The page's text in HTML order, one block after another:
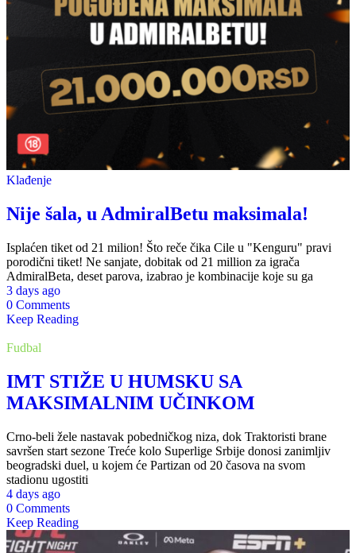
Klađenje
Nije šala, u AdmiralBetu maksimala!
Isplaćen tiket od 21 milion! Što reče čika Cile u "Kenguru" pravi
porodični tiket! Ne sanjate, dobitak od 21 million za igrača
AdmiralBeta, deset parova, izabrao je kombinacije koje su ga
3 days ago
0 Comments
Keep Reading
Fudbal
IMT STIŽE U HUMSKU SA
MAKSIMALNIM UČINKOM
Crno-beli žele nastavak pobedničkog niza, dok Traktoristi brane
savršen start sezone Treće kolo Superlige Srbije donosi zanimljiv
beogradski duel, u kojem će Partizan od 20 časova na svom
stadionu ugostiti
4 days ago
0 Comments
Keep Reading